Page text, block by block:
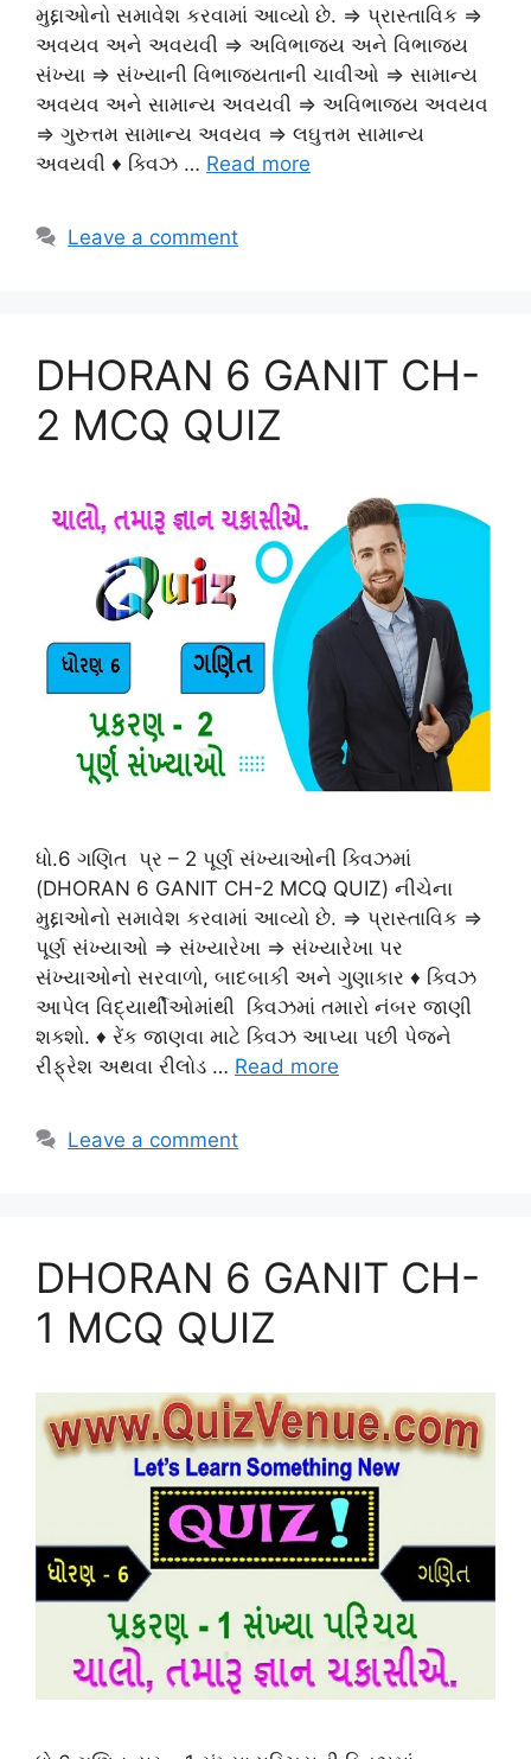
મુદ્દાઓનો સમાવેશ કરવામાં આવ્યો છે. ⇒ પ્રાસ્તાવિક ⇒
અવયવ અને અવયવી ⇒ અવિભાજય અને વિભાજય
સંખ્યા ⇒ સંખ્યાની વિભાજયતાની ચાવીઓ ⇒ સામાન્ય
અવયવ અને સામાન્ય અવયવી ⇒ અવિભાજય અવયવ
⇒ ગુરુત્તમ સામાન્ય અવયવ ⇒ લઘુત્તમ સામાન્ય
અવયવી ♦ ક્વિઝ … Read more
Leave a comment
DHORAN 6 GANIT CH-
2 MCQ QUIZ
ધો.6 ગણિત પ્ર – 2 પૂર્ણ સંખ્યાઓની ક્વિઝમાં
(DHORAN 6 GANIT CH-2 MCQ QUIZ) નીચેના
મુદ્દાઓનો સમાવેશ કરવામાં આવ્યો છે. ⇒ પ્રાસ્તાવિક ⇒
પૂર્ણ સંખ્યાઓ ⇒ સંખ્યારેખા ⇒ સંખ્યારેખા પર
સંખ્યાઓનો સરવાળો, બાદબાકી અને ગુણાકાર ♦ ક્વિઝ
આપેલ વિદ્યાર્થીઓમાંથી ક્વિઝમાં તમારો નંબર જાણી
શક્શો. ♦ રેંક જાણવા માટે ક્વિઝ આપ્યા પછી પેજને
રીફ્રેશ અથવા રીલોડ … Read more
Leave a comment
DHORAN 6 GANIT CH-
1 MCQ QUIZ